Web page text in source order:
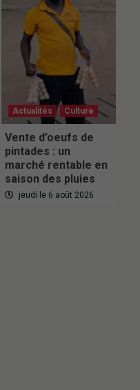
Actualités Culture
Vente d’oeufs de
pintades : un
marché rentable en
saison des pluies
jeudi le 6 août 2026